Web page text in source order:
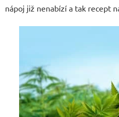
nápoj již nenabízí a tak recept